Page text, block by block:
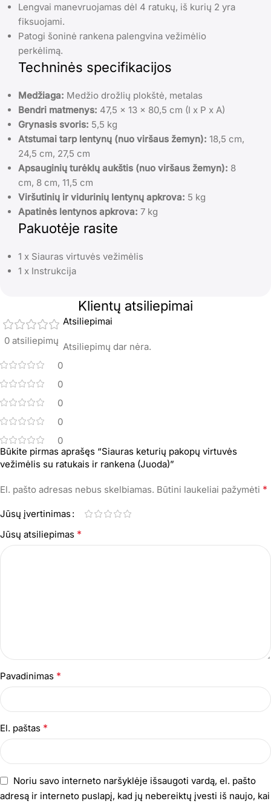
Lengvai manevruojamas dėl 4 ratukų, iš kurių 2 yra
fiksuojami.
Patogi šoninė rankena palengvina vežimėlio
perkėlimą.
Techninės specifikacijos
Medžiaga: Medžio drožlių plokštė, metalas
Bendri matmenys: 47,5 x 13 x 80,5 cm (I x P x A)
Grynasis svoris: 5,5 kg
Atstumai tarp lentynų (nuo viršaus žemyn): 18,5 cm,
24,5 cm, 27,5 cm
Apsauginių turėklų aukštis (nuo viršaus žemyn): 8
cm, 8 cm, 11,5 cm
Viršutinių ir vidurinių lentynų apkrova: 5 kg
Apatinės lentynos apkrova: 7 kg
Pakuotėje rasite
1 x Siauras virtuvės vežimėlis
1 x Instrukcija
Klientų atsiliepimai
0 atsiliepimų
0
0
0
0
0
Atsiliepimai
Atsiliepimų dar nėra.
Būkite pirmas aprašęs “Siauras keturių pakopų virtuvės
vežimėlis su ratukais ir rankena (Juoda)”
El. pašto adresas nebus skelbiamas. Būtini laukeliai pažymėti *
Jūsų įvertinimas
Jūsų atsiliepimas *
Pavadinimas *
El. paštas *
Noriu savo interneto naršyklėje išsaugoti vardą, el. pašto
adresą ir interneto puslapį, kad jų nebereiktų įvesti iš naujo, kai